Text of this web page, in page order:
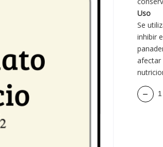
Uso
Se
inhibir
afectar